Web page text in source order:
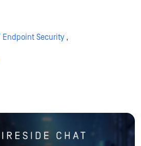
Endpoint Security,